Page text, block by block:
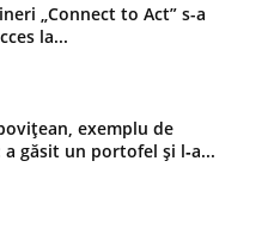
„Connect to Act” s-a
la...
exemplu de
găsit un portofel și l‑a...